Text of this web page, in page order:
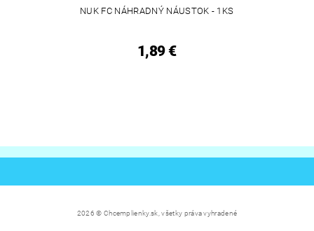
NUK FC NÁHRADNÝ NÁUSTOK - 1KS
1,89 €
2026 © Chcemplienky.sk, všetky práva vyhradené